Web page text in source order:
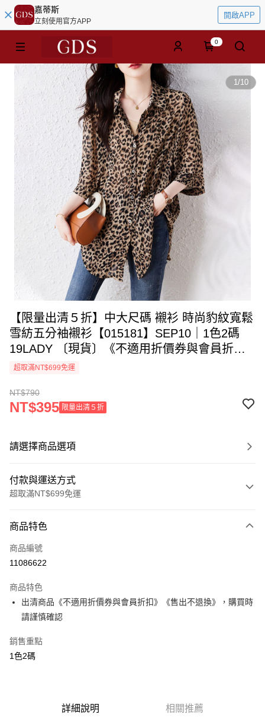
嘉蒂斯
立刻使用官方APP
開啟APP
0
1/10
【限量出清５折】中大尺碼 襯衫 時尚豹紋寬鬆
雪紡五分袖襯衫【015181】SEP10｜1色2碼
19LADY 〔現貨〕《不適用折價券與會員折
扣》《售出不退換》
超取滿NT$699免運
NT$790
NT$395 限量出清５折
請選擇商品選項
付款與運送方式
超取滿NT$699免運
信用卡一次付款
超商取貨付款
街口支付
AFTEE先享後付
相關說明
AFTEE先享後付是「在收到商品之後才付款」的支付方式。 讓您購物簡單
３．安心：先確認商品／服務後，再付款。
ATM付款
商品特色
商品編號
11086622
商品特色
出清商品《不適用折價券與會員折扣》《售出不退換》，購買時
請謹慎確認
銷售重點
1色2碼
詳細說明 相關推薦